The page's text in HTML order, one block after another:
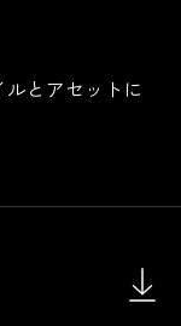
とアセットに